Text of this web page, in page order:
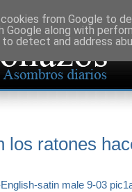
los ratones
from Google to
Google along with
detect and address